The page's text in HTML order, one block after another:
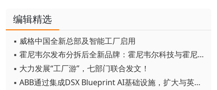
编辑精选
▪ 威格中国全新总部及智能工厂启用
▪ 霍尼韦尔发布分拆后全新品牌：霍尼韦尔科技与霍尼韦尔航空航天
▪ 大力发展“工厂游”，七部门联合发文！
▪ ABB通过集成DSX Blueprint AI基础设施，扩大与英伟达的合作